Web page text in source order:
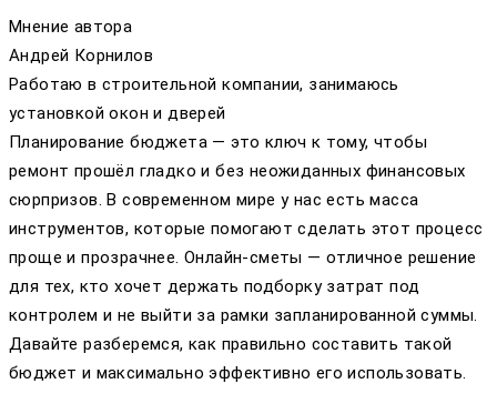
Мнение автора
Андрей Корнилов
Работаю в строительной компании, занимаюсь
установкой окон и дверей
Планирование бюджета — это ключ к тому, чтобы
ремонт прошёл гладко и без неожиданных финансовых
сюрпризов. В современном мире у нас есть масса
инструментов, которые помогают сделать этот процесс
проще и прозрачнее. Онлайн-сметы — отличное решение
для тех, кто хочет держать подборку затрат под
контролем и не выйти за рамки запланированной суммы.
Давайте разберемся, как правильно составить такой
бюджет и максимально эффективно его использовать.